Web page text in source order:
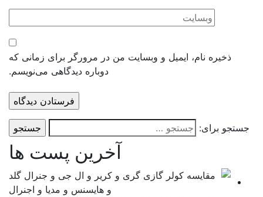
ذخیره نام، ایمیل و وبسایت من در مرورگر برای زمانی که
دوباره دیدگاهی می‌نویسم.
برای:
آخرین پست ها